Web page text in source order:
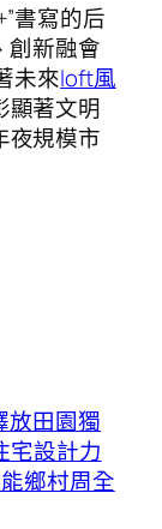
書寫的后
創新融會
未來loft風
顯著文明
夜規模市
放田園獨
宅設計力
鄉村周全